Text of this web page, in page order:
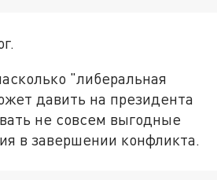
"либеральная
давить на президента
не совсем выгодные
в завершении конфликта.